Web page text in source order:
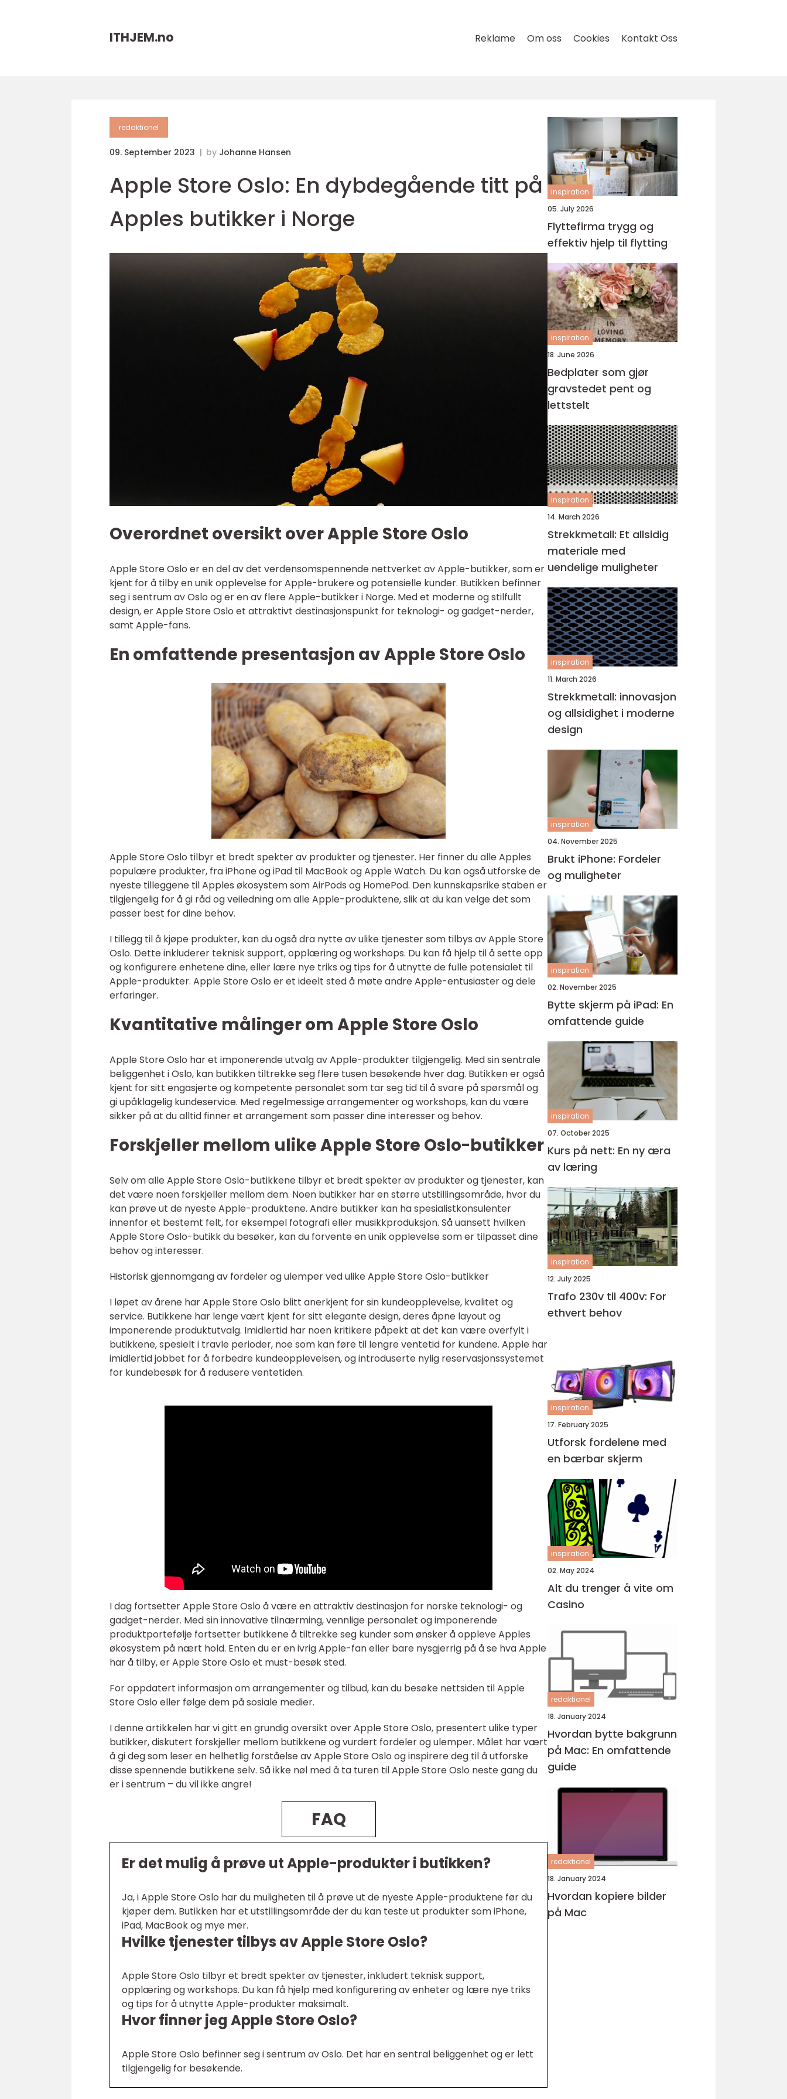
ITHJEM.no Reklame Om oss Cookies Kontakt Oss
redaktionel
09. September 2023 by Johanne Hansen
Apple Store Oslo: En dybdegående titt på
Apples butikker i Norge
Overordnet oversikt over Apple Store Oslo
Apple Store Oslo er en del av det verdensomspennende nettverket av Apple-butikker, som er
kjent for å tilby en unik opplevelse for Apple-brukere og potensielle kunder. Butikken befinner
seg i sentrum av Oslo og er en av flere Apple-butikker i Norge. Med et moderne og stilfullt
design, er Apple Store Oslo et attraktivt destinasjonspunkt for teknologi- og gadget-nerder,
samt Apple-fans.
En omfattende presentasjon av Apple Store Oslo
Apple Store Oslo tilbyr et bredt spekter av produkter og tjenester. Her finner du alle Apples
populære produkter, fra iPhone og iPad til MacBook og Apple Watch. Du kan også utforske de
nyeste tilleggene til Apples økosystem som AirPods og HomePod. Den kunnskapsrike staben er
tilgjengelig for å gi råd og veiledning om alle Apple-produktene, slik at du kan velge det som
passer best for dine behov.
I tillegg til å kjøpe produkter, kan du også dra nytte av ulike tjenester som tilbys av Apple Store
Oslo. Dette inkluderer teknisk support, opplæring og workshops. Du kan få hjelp til å sette opp
og konfigurere enhetene dine, eller lære nye triks og tips for å utnytte de fulle potensialet til
Apple-produkter. Apple Store Oslo er et ideelt sted å møte andre Apple-entusiaster og dele
erfaringer.
Kvantitative målinger om Apple Store Oslo
Apple Store Oslo har et imponerende utvalg av Apple-produkter tilgjengelig. Med sin sentrale
beliggenhet i Oslo, kan butikken tiltrekke seg flere tusen besøkende hver dag. Butikken er også
kjent for sitt engasjerte og kompetente personalet som tar seg tid til å svare på spørsmål og
gi upåklagelig kundeservice. Med regelmessige arrangementer og workshops, kan du være
sikker på at du alltid finner et arrangement som passer dine interesser og behov.
Forskjeller mellom ulike Apple Store Oslo-butikker
Selv om alle Apple Store Oslo-butikkene tilbyr et bredt spekter av produkter og tjenester, kan
det være noen forskjeller mellom dem. Noen butikker har en større utstillingsområde, hvor du
kan prøve ut de nyeste Apple-produktene. Andre butikker kan ha spesialistkonsulenter
innenfor et bestemt felt, for eksempel fotografi eller musikkproduksjon. Så uansett hvilken
Apple Store Oslo-butikk du besøker, kan du forvente en unik opplevelse som er tilpasset dine
behov og interesser.
Historisk gjennomgang av fordeler og ulemper ved ulike Apple Store Oslo-butikker
I løpet av årene har Apple Store Oslo blitt anerkjent for sin kundeopplevelse, kvalitet og
service. Butikkene har lenge vært kjent for sitt elegante design, deres åpne layout og
imponerende produktutvalg. Imidlertid har noen kritikere påpekt at det kan være overfylt i
butikkene, spesielt i travle perioder, noe som kan føre til lengre ventetid for kundene. Apple har
imidlertid jobbet for å forbedre kundeopplevelsen, og introduserte nylig reservasjonssystemet
for kundebesøk for å redusere ventetiden.
I dag fortsetter Apple Store Oslo å være en attraktiv destinasjon for norske teknologi- og
gadget-nerder. Med sin innovative tilnærming, vennlige personalet og imponerende
produktportefølje fortsetter butikkene å tiltrekke seg kunder som ønsker å oppleve Apples
økosystem på nært hold. Enten du er en ivrig Apple-fan eller bare nysgjerrig på å se hva Apple
har å tilby, er Apple Store Oslo et must-besøk sted.
For oppdatert informasjon om arrangementer og tilbud, kan du besøke nettsiden til Apple
Store Oslo eller følge dem på sosiale medier.
I denne artikkelen har vi gitt en grundig oversikt over Apple Store Oslo, presentert ulike typer
butikker, diskutert forskjeller mellom butikkene og vurdert fordeler og ulemper. Målet har vært
å gi deg som leser en helhetlig forståelse av Apple Store Oslo og inspirere deg til å utforske
disse spennende butikkene selv. Så ikke nøl med å ta turen til Apple Store Oslo neste gang du
er i sentrum – du vil ikke angre!
FAQ
Er det mulig å prøve ut Apple-produkter i butikken?
Ja, i Apple Store Oslo har du muligheten til å prøve ut de nyeste Apple-produktene før du
kjøper dem. Butikken har et utstillingsområde der du kan teste ut produkter som iPhone,
iPad, MacBook og mye mer.
Hvilke tjenester tilbys av Apple Store Oslo?
Apple Store Oslo tilbyr et bredt spekter av tjenester, inkludert teknisk support,
opplæring og workshops. Du kan få hjelp med konfigurering av enheter og lære nye triks
og tips for å utnytte Apple-produkter maksimalt.
Hvor finner jeg Apple Store Oslo?
Apple Store Oslo befinner seg i sentrum av Oslo. Det har en sentral beliggenhet og er lett
tilgjengelig for besøkende.
inspiration
05. July 2026
Flyttefirma trygg og
effektiv hjelp til flytting
inspiration
18. June 2026
Bedplater som gjør
gravstedet pent og
lettstelt
inspiration
14. March 2026
Strekkmetall: Et allsidig
materiale med
uendelige muligheter
inspiration
11. March 2026
Strekkmetall: innovasjon
og allsidighet i moderne
design
inspiration
04. November 2025
Brukt iPhone: Fordeler
og muligheter
inspiration
02. November 2025
Bytte skjerm på iPad: En
omfattende guide
inspiration
07. October 2025
Kurs på nett: En ny æra
av læring
inspiration
12. July 2025
Trafo 230v til 400v: For
ethvert behov
inspiration
17. February 2025
Utforsk fordelene med
en bærbar skjerm
inspiration
02. May 2024
Alt du trenger å vite om
Casino
redaktionel
18. January 2024
Hvordan bytte bakgrunn
på Mac: En omfattende
guide
redaktionel
18. January 2024
Hvordan kopiere bilder
på Mac